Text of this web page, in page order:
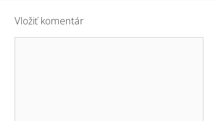
Vložiť komentár